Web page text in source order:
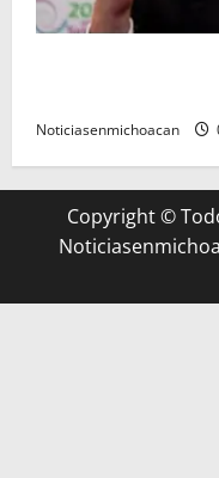
Noticiasenmichoacan
Copyright ©